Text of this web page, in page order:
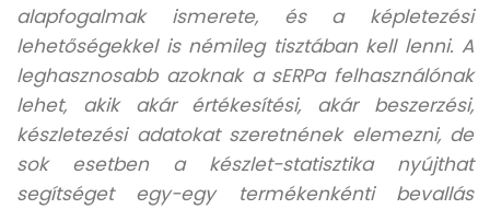
alapfogalmak ismerete, és a képletezési
lehetőségekkel is némileg tisztában kell lenni. A
leghasznosabb azoknak a sERPa felhasználónak
lehet, akik akár értékesítési, akár beszerzési,
készletezési adatokat szeretnének elemezni, de
sok esetben a készlet-statisztika nyújthat
segítséget egy-egy termékenkénti bevallás